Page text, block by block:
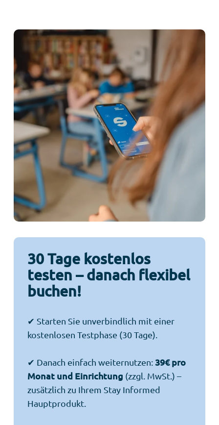
30 Tage kostenlos
testen – danach flexibel
buchen!
✔ Starten Sie unverbindlich mit einer
kostenlosen Testphase (30 Tage).
✔ Danach einfach weiternutzen: 39€ pro
Monat und Einrichtung (zzgl. MwSt.) –
zusätzlich zu Ihrem Stay Informed
Hauptprodukt.